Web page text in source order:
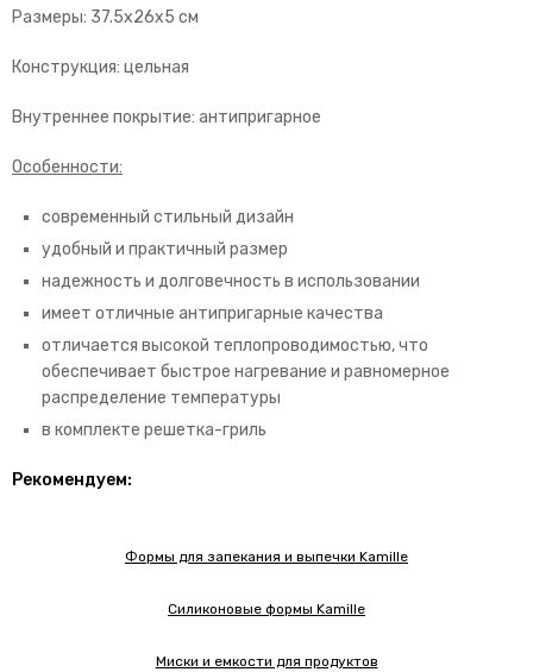
Размеры: 37.5х26х5 см
Конструкция: цельная
Внутреннее покрытие: антипригарное
Особенности:
современный стильный дизайн
удобный и практичный размер
надежность и долговечность в использовании
имеет отличные антипригарные качества
отличается высокой теплопроводимостью, что
обеспечивает быстрое нагревание и равномерное
распределение температуры
в комплекте решетка-гриль
Рекомендуем:
Формы для запекания и выпечки Kamille
Силиконовые формы Kamille
Миски и емкости для продуктов